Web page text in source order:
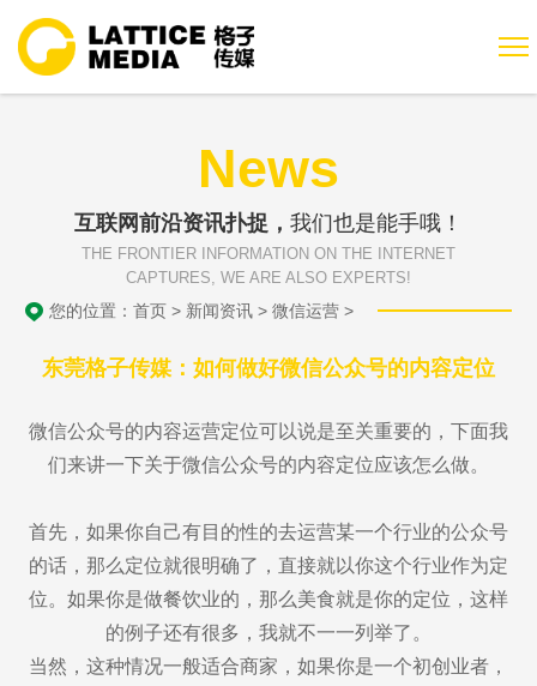
News
互联网前沿资讯扑捉， 我们也是能手哦！
THE FRONTIER INFORMATION ON THE INTERNET
CAPTURES, WE ARE ALSO EXPERTS!
您的位置：首页 > 新闻资讯 >微信运营 >
东莞格子传媒：如何做好微信公众号的内容定位
微信公众号的内容运营定位可以说是至关重要的，下面我
们来讲一下关于微信公众号的内容定位应该怎么做。
首先，如果你自己有目的性的去运营某一个行业的公众号
的话，那么定位就很明确了，直接就以你这个行业作为定
位。如果你是做餐饮业的，那么美食就是你的定位，这样
的例子还有很多，我就不一一列举了。
当然，这种情况一般适合商家，如果你是一个初创业者，